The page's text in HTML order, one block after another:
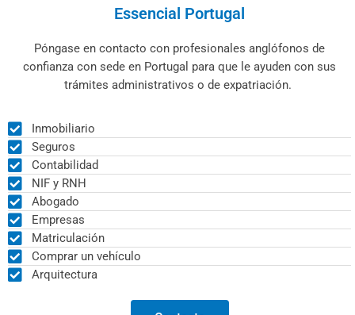
Essencial Portugal
Póngase en contacto con profesionales anglófonos de
confianza con sede en Portugal para que le ayuden con sus
trámites administrativos o de expatriación.
Inmobiliario
Seguros
Contabilidad
NIF y RNH
Abogado
Empresas
Matriculación
Comprar un vehículo
Arquitectura